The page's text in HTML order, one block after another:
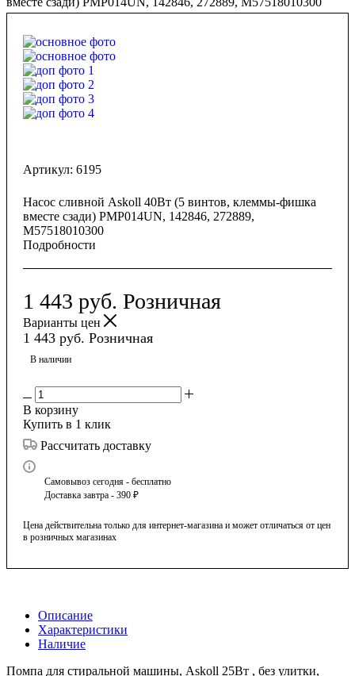
Артикул: 6195
Насос сливной Askoll 40Вт (5 винтов, клеммы-фишка
вместе сзади) PMP014UN, 142846, 272889,
M57518010300
Подробности
1 443 руб. Розничная
Варианты цен
1 443 руб. Розничная
В наличии
В корзину
Купить в 1 клик
Рассчитать доставку
Самовывоз сегодня - бесплатно
Доставка завтра - 390 ₽
Цена действительна только для интернет-магазина и может отличаться от цен
в розничных магазинах
Описание
Характеристики
Наличие
Помпа для стиральной машины, Askoll 25Вт , без улитки,